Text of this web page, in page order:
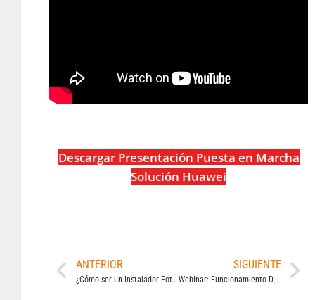
Descargar Presentación Puesta en Marcha
Solución Huawei
ANTERIOR
¿Cómo ser un Instalador Fotovoltaico Huawei? Examen de Certificación Huawei SmartPV
SIGUIENTE
Webinar: Funcionamiento Del Huawei Backup Box B0-B1 (Monofásicos Y Trifásicos) en Sistemas Híbridos Residenciales